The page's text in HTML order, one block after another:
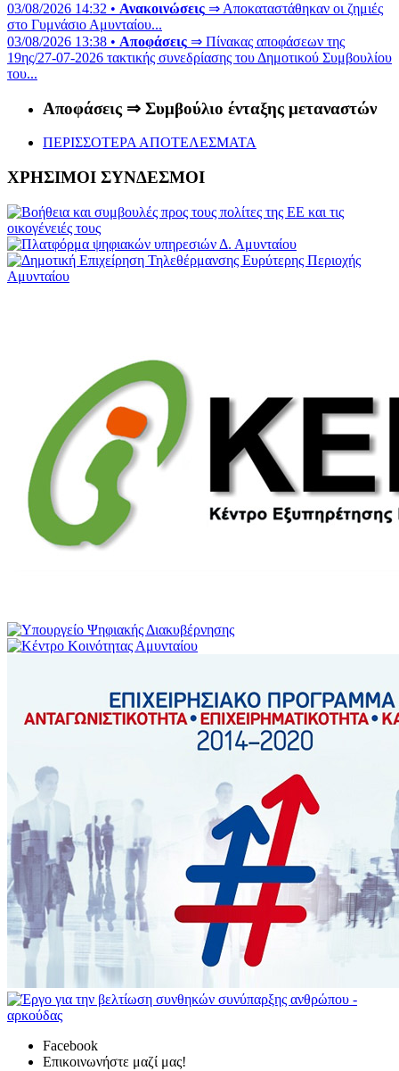
03/08/2026 14:32 • Ανακοινώσεις ⇒ Αποκαταστάθηκαν οι ζημιές
στο Γυμνάσιο Αμυνταίου...
03/08/2026 13:38 • Αποφάσεις ⇒ Πίνακας αποφάσεων της
19ης/27-07-2026 τακτικής συνεδρίασης του Δημοτικού Συμβουλίου
του...
Αποφάσεις ⇒ Συμβούλιο ένταξης μεταναστών
ΠΕΡΙΣΣΟΤΕΡΑ ΑΠΟΤΕΛΕΣΜΑΤΑ
ΧΡΗΣΙΜΟΙ ΣΥΝΔΕΣΜΟΙ
Facebook
Επικοινωνήστε μαζί μας!